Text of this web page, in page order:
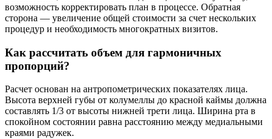
возможность корректировать план в процессе. Обратная
сторона — увеличение общей стоимости за счет нескольких
процедур и необходимость многократных визитов.
Как рассчитать объем для гармоничных
пропорций?
Расчет основан на антропометрических показателях лица.
Высота верхней губы от колумеллы до красной каймы должна
составлять 1/3 от высоты нижней трети лица. Ширина рта в
спокойном состоянии равна расстоянию между медиальными
краями радужек.